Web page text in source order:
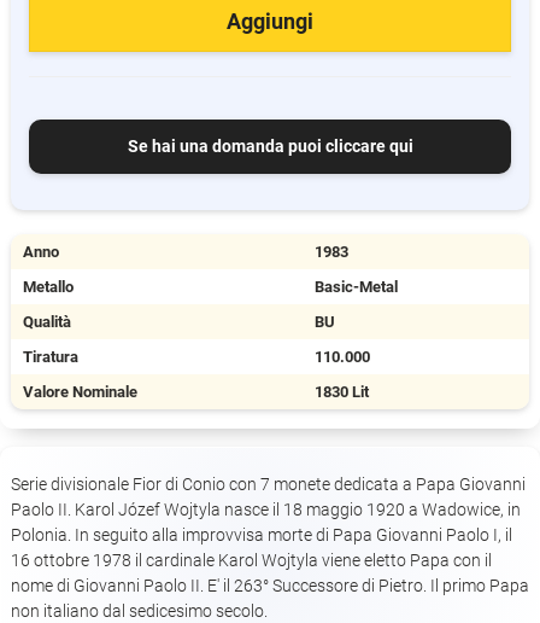
Aggiungi
Se hai una domanda puoi cliccare qui
Anno
1983
Metallo
Basic-Metal
Qualità
BU
Tiratura
110.000
Valore Nominale
1830 Lit
Serie divisionale Fior di Conio con 7 monete dedicata a Papa Giovanni
Paolo II. Karol Józef Wojtyla nasce il 18 maggio 1920 a Wadowice, in
Polonia. In seguito alla improvvisa morte di Papa Giovanni Paolo I, il
16 ottobre 1978 il cardinale Karol Wojtyla viene eletto Papa con il
nome di Giovanni Paolo II. E' il 263° Successore di Pietro. Il primo Papa
non italiano dal sedicesimo secolo.